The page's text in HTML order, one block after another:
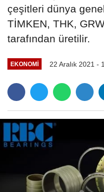
çeşitleri dünya
TİMKEN, THK,
tarafından üretilir.
EKONOMI 22 Aralık 2021 -